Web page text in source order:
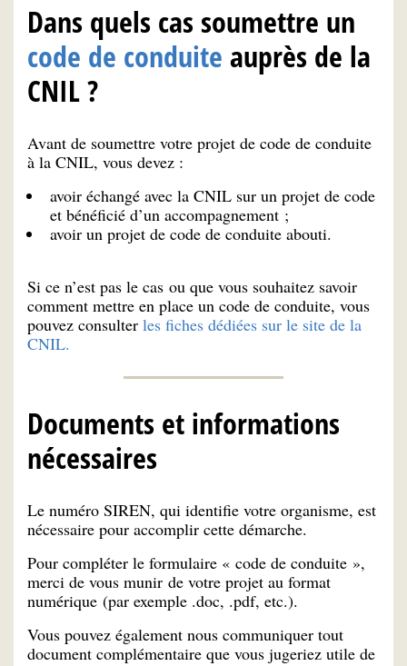
Dans quels cas soumettre un
code de conduite auprès de la
CNIL ?
Avant de soumettre votre projet de code de conduite
à la CNIL, vous devez :
avoir échangé avec la CNIL sur un projet de code
et bénéficié d’un accompagnement ;
avoir un projet de code de conduite abouti.
Si ce n’est pas le cas ou que vous souhaitez savoir
comment mettre en place un code de conduite, vous
pouvez consulter les fiches dédiées sur le site de la
CNIL.
Documents et informations
nécessaires
Le numéro SIREN, qui identifie votre organisme, est
nécessaire pour accomplir cette démarche.
Pour compléter le formulaire « code de conduite »,
merci de vous munir de votre projet au format
numérique (par exemple .doc, .pdf, etc.).
Vous pouvez également nous communiquer tout
document complémentaire que vous jugeriez utile de